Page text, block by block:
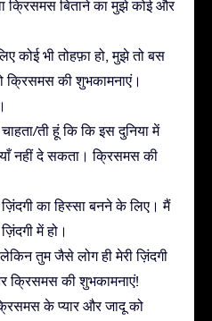
क्रिसमस बिताने का मुझे कोई और
कोई भी तोहफ़ा हो, मुझे तो बस
क्रिसमस की शुभकामनाएं।
ती हूं कि कि इस दुनिया में
नहीं दे सकता। क्रिसमस की
ज़िंदगी का हिस्सा बनने के लिए। मैं
में हो।
तुम जैसे लोग ही मेरी ज़िंदगी
क्रिसमस की शुभकामनाएं!
के प्यार और जादू को